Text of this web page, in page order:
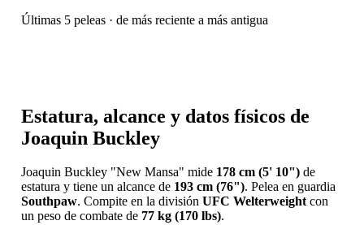
Últimas 5 peleas · de más reciente a más antigua
Estatura, alcance y datos físicos de
Joaquin Buckley
Joaquin Buckley "New Mansa" mide 178 cm (5' 10")de
estatura y tiene un alcance de 193 cm (76"). Pelea en guardia
Southpaw. Compite en la división UFC Welterweightcon
un peso de combate de 77 kg (170 lbs).